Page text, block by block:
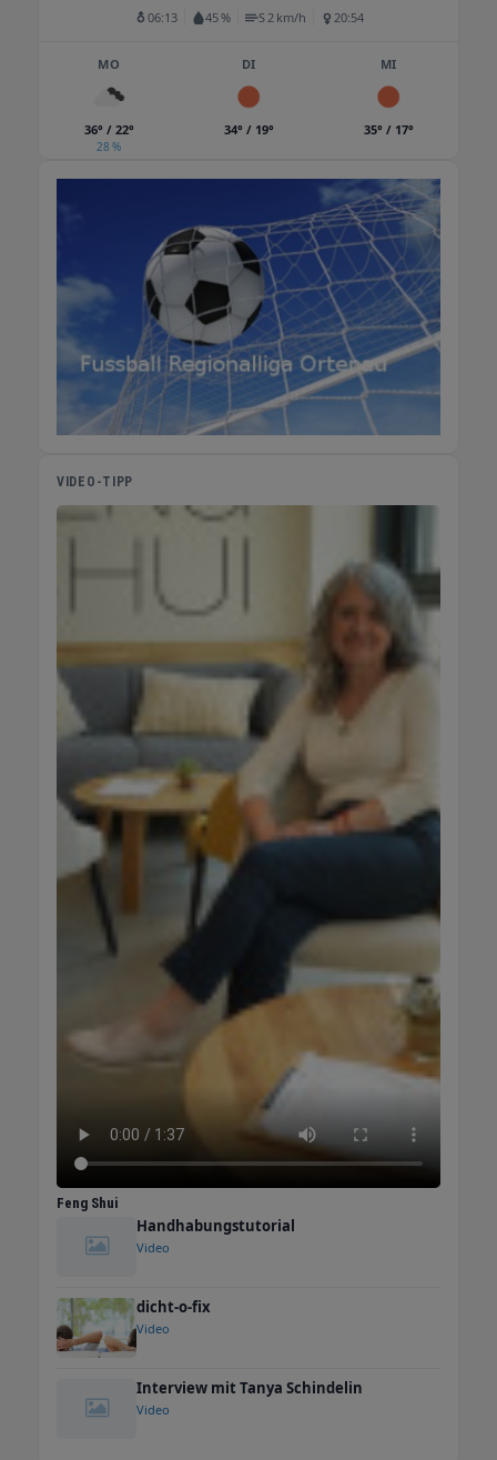
06:13 45 % S 2 km/h 20:54
MO
36° / 22°
28 %
DI
34° / 19°
MI
35° / 17°
VIDEO-TIPP
Feng Shui
Handhabungstutorial
Video
dicht-o-fix
Video
Interview mit Tanya Schindelin
Video